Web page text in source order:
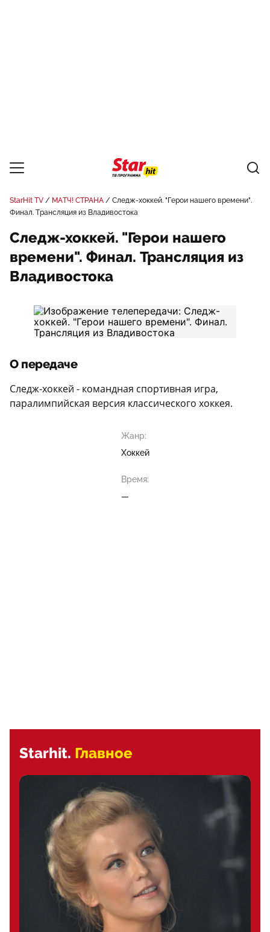
StarHit TV МАТЧ! СТРАНА
Следж-хоккей. "Герои нашего времени".
Финал. Трансляция из Владивостока
Следж-хоккей. "Герои нашего
времени". Финал. Трансляция из
Владивостока
О передаче
Следж-хоккей - командная спортивная игра,
паралимпийская версия классического хоккея.
Жанр:
Хоккей
Время:
—
Starhit. Главное